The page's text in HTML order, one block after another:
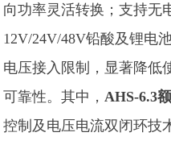
向功率灵活转换；支持无
12V/24V/48V铅酸及锂电
电压接入限制，显著降低
可靠性。其中， AHS-6.3
控制及电压电流双闭环技